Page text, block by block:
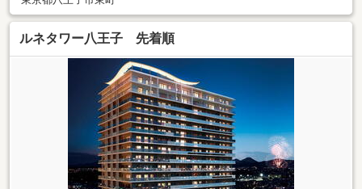
ルネタワー八王子 先着順